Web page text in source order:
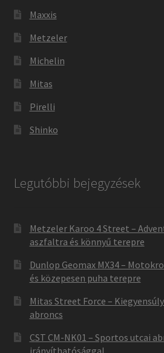
Maxxis
Metzeler
Michelin
Mitas
Pirelli
Shinko
Legutóbbi bejegyzések
Metzeler Karoo 4 Street –
aszfaltra és könnyű terepre
Dunlop Geomax MX34 –
és közepesen puha terepre
Mitas Street Force –
abroncs
CST CM-NK01 – Sportos utcai